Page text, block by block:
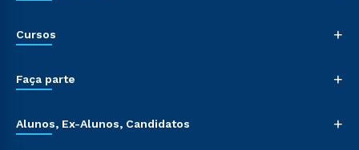
Cursos +
Faça parte +
Alunos, Ex-Alunos, Candidatos +